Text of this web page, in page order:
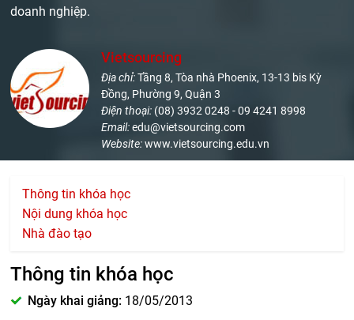
doanh nghiệp.
Vietsourcing
Địa chỉ:Tầng 8, Tòa nhà Phoenix, 13-13 bis Kỳ
Đồng, Phường 9, Quận 3
Điện thoại: (08) 3932 0248 - 09 4241 8998
Email:edu@vietsourcing.com
Website:www.vietsourcing.edu.vn
Thông tin khóa học
Nội dung khóa học
Nhà đào tạo
Thông tin khóa học
Ngày khai giảng: 18/05/2013